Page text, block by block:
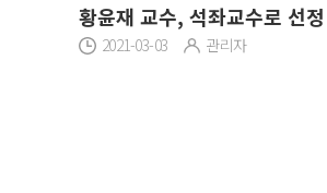
황윤재 교수, 석좌교수로 선정
2021-03-03 관리자